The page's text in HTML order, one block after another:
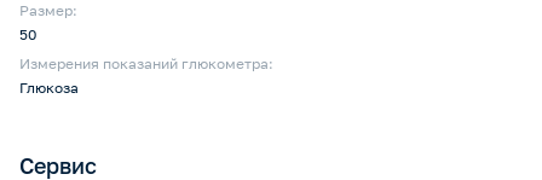
Размер:
50
Измерения показаний глюкометра:
Глюкоза
Сервис